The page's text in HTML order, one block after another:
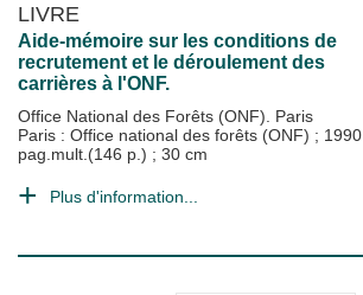
LIVRE
Aide-mémoire sur les conditions de
recrutement et le déroulement des
carrières à l'ONF.
Office National des Forêts (ONF). Paris
Paris : Office national des forêts (ONF) ; 1990
pag.mult.(146 p.) ; 30 cm
Plus d'information...